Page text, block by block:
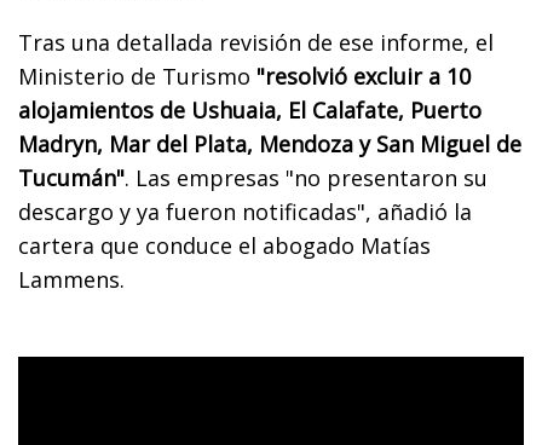
Tras una detallada revisión de ese informe, el
Ministerio de Turismo "resolvió excluir a 10
alojamientos de Ushuaia, El Calafate, Puerto
Madryn, Mar del Plata, Mendoza y San Miguel de
Tucumán". Las empresas "no presentaron su
descargo y ya fueron notificadas", añadió la
cartera que conduce el abogado Matías
Lammens.